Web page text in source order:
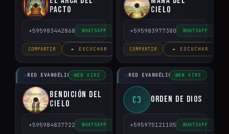
Pacto
+595983442868 WHATSAPP
COMPARTIR ► ESCUCHAR
Cielo
+595983977380 WHATSAPP
COMPARTIR ► ESCUCHAR
RED EVANGÉLICO DEL PARAGUAY
EN AIRE
Bendición del
Cielo
+595984837722 WHATSAPP
RED EVANGÉLICO DEL PARAGUAY
EN AIRE
OD Orden de Dios
+595975121105 WHATSAPP